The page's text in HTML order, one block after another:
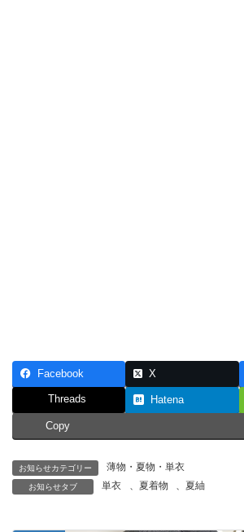
Facebook X
Threads Hatena
Copy
お知らせカテゴリー 薄物・夏物・単衣
お知らせタブ 単衣 夏着物 夏紬